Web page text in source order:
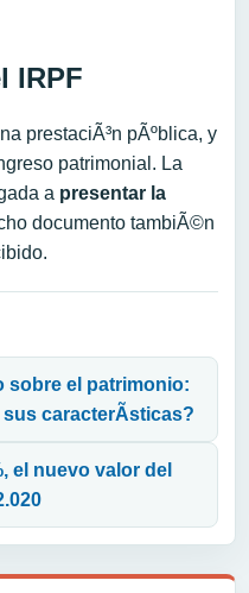
IRPF
prestaciÃ³n pÃºblica, y
patrimonial. La
a presentar la
documento tambiÃ©n
sobre el patrimonio:
caracterÃ­sticas?
el nuevo valor del